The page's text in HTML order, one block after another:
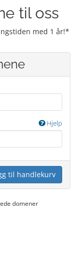
til oss
med 1 år!*
Hjelp
til handlekurv
domener